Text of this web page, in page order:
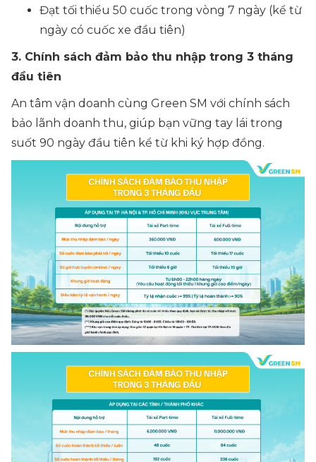
Đạt tối thiểu 50 cuốc trong vòng 7 ngày (kể từ
ngày có cuốc xe đầu tiên)
3. Chính sách đảm bảo thu nhập trong 3 tháng
đầu tiên
An tâm vận doanh cùng Green SM với chính sách
bảo lãnh doanh thu, giúp bạn vững tay lái trong
suốt 90 ngày đầu tiên kể từ khi ký hợp đồng.